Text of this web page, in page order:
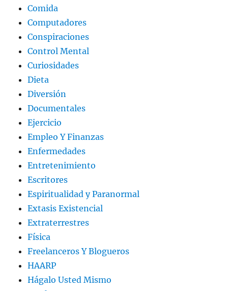
Comida
Computadores
Conspiraciones
Control Mental
Curiosidades
Dieta
Diversión
Documentales
Ejercicio
Empleo Y Finanzas
Enfermedades
Entretenimiento
Escritores
Espiritualidad y Paranormal
Extasis Existencial
Extraterrestres
Física
Freelanceros Y Blogueros
HAARP
Hágalo Usted Mismo